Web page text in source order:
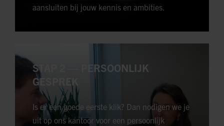
aansluiten bij jouw kennis en ambities.
STAP 2 — PERSOONLIJK
GESPREK
Is er een goede eerste klik? Dan nodigen we je
uit op ons kantoor voor een persoonlijk